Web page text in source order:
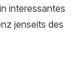
interessantes
jenseits des